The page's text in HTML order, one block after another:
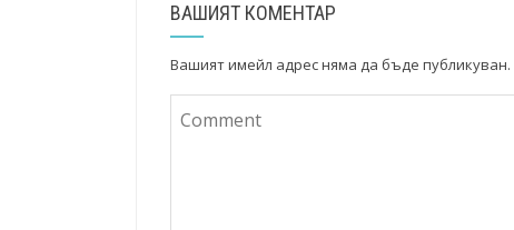
ВАШИЯТ КОМЕНТАР
Вашият имейл адрес няма да бъде публикуван.